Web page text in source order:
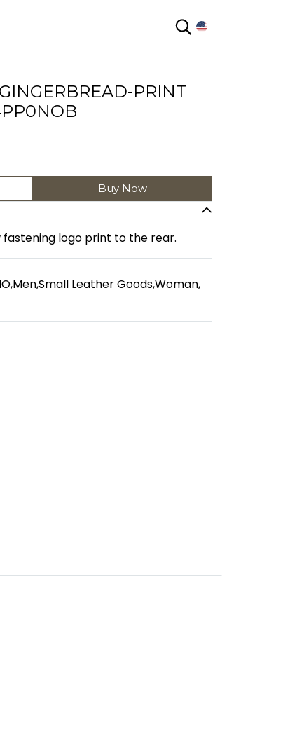
PRINT
Buy Now
logo print to the rear.
,Men,Small Leather Goods,Woman,